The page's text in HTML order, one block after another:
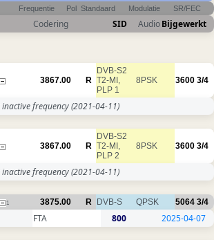
Frequentie Pol Standaard Modulatie SR/FEC
Codering SID AudioBijgewerkt
3867.00 R
DVB-S2
T2-MI,
PLP 1
8PSK 3600 3/4
inactive frequency(2021-04-11)
3867.00 R
DVB-S2
T2-MI,
PLP 2
8PSK 3600 3/4
inactive frequency(2021-04-11)
1 3875.00 R DVB-S QPSK 5064 3/4
FTA 800 2025-04-07